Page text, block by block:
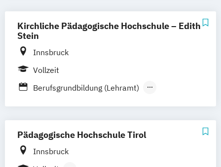
Kirchliche Pädagogische Hochschule – Edith
Stein
Innsbruck
Vollzeit
Berufsgrundbildung (Lehramt)
Berufsgrundbildung Technik (Lehramt)
Berufsorientierung/Lebenskunde (Lehramt)
Pädagogische Hochschule Tirol
Innsbruck